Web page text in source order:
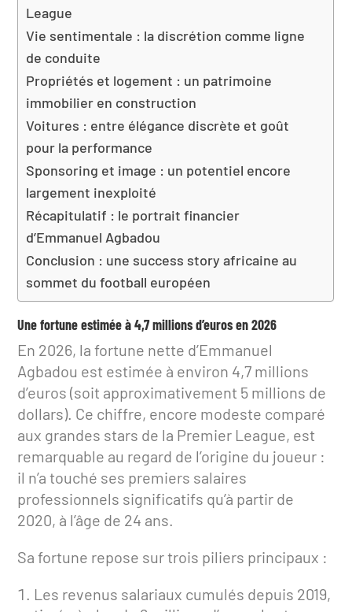
League
Vie sentimentale : la discrétion comme ligne
de conduite
Propriétés et logement : un patrimoine
immobilier en construction
Voitures : entre élégance discrète et goût
pour la performance
Sponsoring et image : un potentiel encore
largement inexploité
Récapitulatif : le portrait financier
d’Emmanuel Agbadou
Conclusion : une success story africaine au
sommet du football européen
Une fortune estimée à 4,7 millions d’euros en 2026
En 2026, la fortune nette d’Emmanuel
Agbadou est estimée à environ 4,7 millions
d’euros (soit approximativement 5 millions de
dollars). Ce chiffre, encore modeste comparé
aux grandes stars de la Premier League, est
remarquable au regard de l’origine du joueur :
il n’a touché ses premiers salaires
professionnels significatifs qu’à partir de
2020, à l’âge de 24 ans.
Sa fortune repose sur trois piliers principaux :
Les revenus salariaux cumulés depuis 2019,